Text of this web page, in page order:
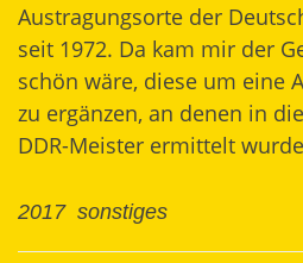
Austragungsorte der
seit 1972. Da kam mir der
schön wäre, diese um eine
zu ergänzen, an denen in
DDR-Meister ermittelt
2017 sonstiges